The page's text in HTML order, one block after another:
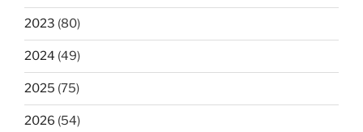
2023 (80)
2024 (49)
2025 (75)
2026 (54)